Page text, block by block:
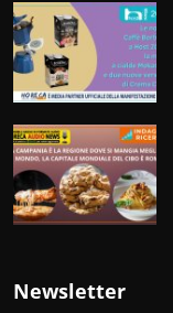
Newsletter